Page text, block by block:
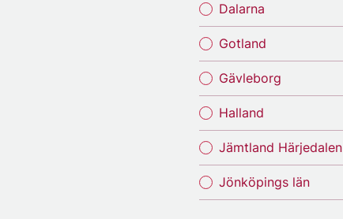
Dalarna
Gotland
Gävleborg
Halland
Jämtland Härjedalen
Jönköpings län